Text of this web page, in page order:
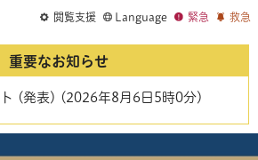
閲覧支援 Language 緊急 救急
重要なお知らせ
(発表) (2026年8月6日5時0分)